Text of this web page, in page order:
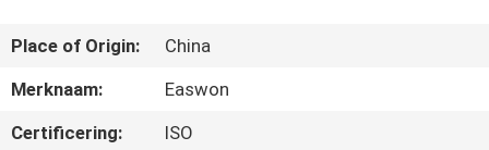
ONS
Place of Origin:
China
Merknaam:
Easwon
Certificering:
ISO